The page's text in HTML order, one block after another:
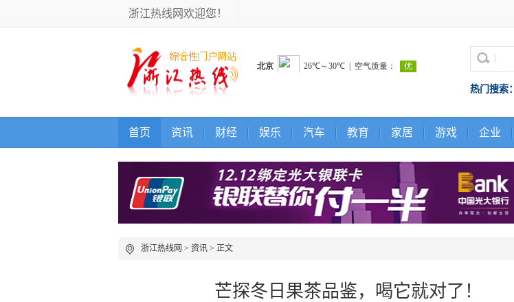
浙江热线网欢迎您！
热门搜索：
首页 资讯 财经 娱乐 汽车 教育 家居 游戏 企业
浙江热线网 > 资讯 > 正文
芒探冬日果茶品鉴，喝它就对了！